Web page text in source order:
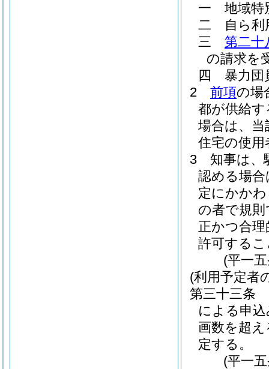
一
地域特
二
自ら
三
第二十
の請求を
四
暴力団
2
前項の場
都が供給
場合は、当
住宅の使
3
知事は、
認める場合
定にかか
の者で規
正かつ合
許可する
(平一
(利用予定者
第三十三条
による申
画数を超
定する。
(平一